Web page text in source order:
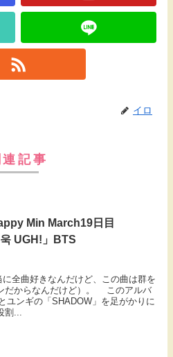
イロ
連記事
Min March19日目
욱 UGH!」BTS
全曲好きなんだけど、この曲は群を
だからなんだけど）。 このアルバ
ユンギの「SHADOW」を足がかりに
...